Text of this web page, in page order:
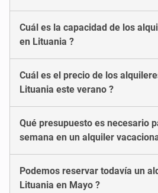
Cuál es la capacidad de los
en Lituania ?
Cuál es el precio de los
Lituania este verano ?
Qué presupuesto es necesario
semana en un alquiler
Podemos reservar todavía un
Lituania en Mayo ?